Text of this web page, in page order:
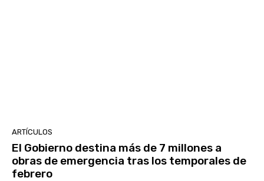
ARTÍCULOS
El Gobierno destina más de 7 millones a
obras de emergencia tras los temporales de
febrero